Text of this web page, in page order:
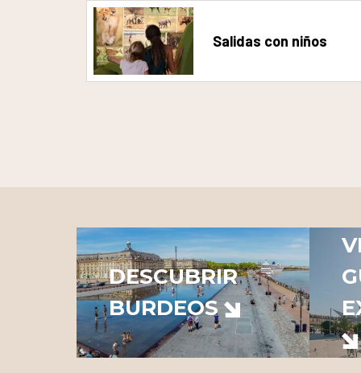
Salidas con niños
DESCUBRIR
BURDEOS